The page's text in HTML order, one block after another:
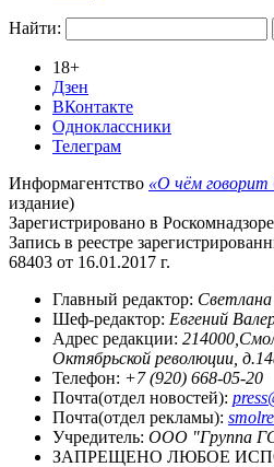
Найти:
18+
Дзен
ВКонтакте
Одноклассники
Телеграм
Информагентство «О чём говорит
издание)
Зарегистрировано в Роскомнадзоре
Запись в реестре
68403 от 16.01.2017 г.
Главный редактор: Светлана
Шеф-редактор: Евгений
Адрес редакции:
Октябрьской революции,
Телефон: +7 (920) 668-05-20
Почта(отдел новостей):
Почта(отдел рекламы):
Учредитель: ООО "Группа
ЗАПРЕЩЕНО ЛЮБОЕ